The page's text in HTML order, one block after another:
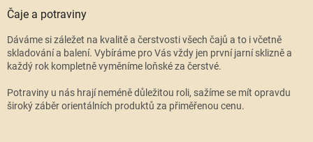
Čaje a potraviny
Dáváme si záležet na kvalitě a čerstvosti všech čajů a to i včetně
skladování a balení. Vybíráme pro Vás vždy jen první jarní sklizně a
každý rok kompletně vyměníme loňské za čerstvé.
Potraviny u nás hrají neméně důležitou roli, sažíme se mít opravdu
široký záběr orientálních produktů za přiměřenou cenu.